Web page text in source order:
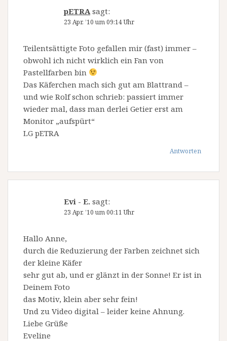
pETRA sagt:
23 Apr. ’10 um 09:14 Uhr
Teilentsättigte Foto gefallen mir (fast) immer –
obwohl ich nicht wirklich ein Fan von
Pastellfarben bin
Das Käferchen mach sich gut am Blattrand –
und wie Rolf schon schrieb: passiert immer
wieder mal, dass man derlei Getier erst am
Monitor „aufspürt“
LG pETRA
Antworten
Evi - E. sagt:
23 Apr. ’10 um 00:11 Uhr
Hallo Anne,
durch die Reduzierung der Farben zeichnet sich
der kleine Käfer
sehr gut ab, und er glänzt in der Sonne! Er ist in
Deinem Foto
das Motiv, klein aber sehr fein!
Und zu Video digital – leider keine Ahnung.
Liebe Grüße
Eveline